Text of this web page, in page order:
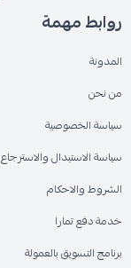
روابط مهمة
المدونة
من نحن
سياسة الخصوصية
سياسة الاستبدال والاسترجاع
الشروط والاحكام
خدمة دفع تمارا
برنامج التسويق بالعمولة